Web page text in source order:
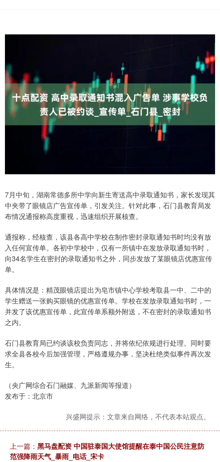
7月中旬，湖南常德多所中学向新生寄送高中录取通知书，家长发现其
中夹带了眼镜店广告宣传单，引发关注。针对此事，石门县教育局发
布情况通报称高度重视，迅速组织开展核查。
通报称，经核查，该县各高中学校在制作密封录取通知书时均没有放
入任何宣传单。各初中学校中，仅有一所镇中在发放录取通知书时，
向34名学生在密封的录取通知书之外，同步发放了某眼镜店优惠宣传
单。
具体情况是：精茂眼镜店提出为皂市镇中心学校考取县一中、二中的
学生赠送一张购买眼镜的优惠宣传单。学校在发放录取通知书时，一
并发了该优惠宣传单，此宣传单系额外附送，不在密封的录取通知书
之内。
石门县教育局已约谈该校负责同志，并将依纪依规进行处理。同时要
求全县各校今后加强管理，严格遵规办事，坚决杜绝类似事件再次发
生。
（央广网综合石门融媒、九派新闻等报道）
发布于：北京市
兴盛网提示：文章来自网络，不代表本站观点。
上一篇： 黑马盘配资 中国驻泰国大使馆提醒在泰中国公民注意防
范强降雨天气_暴雨_电话_宋卡